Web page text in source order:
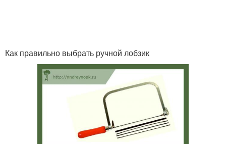
Как правильно выбрать ручной лобзик